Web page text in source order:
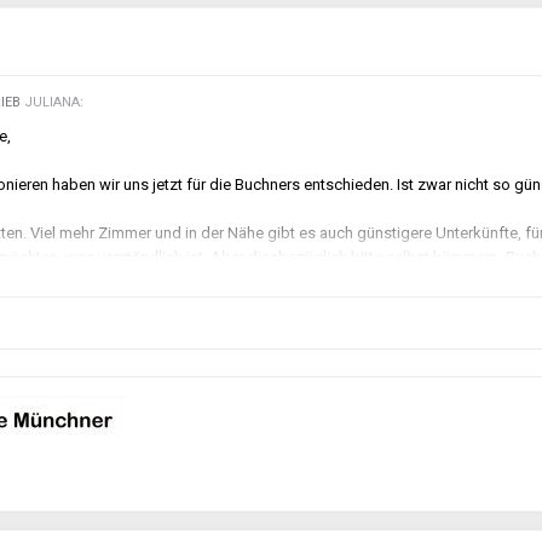
JULIANA:
haben wir uns jetzt für die Buchners entschieden. Ist zwar nicht so
Viel mehr Zimmer und in der Nähe gibt es auch günstigere Unterkünfte,
was verständlich ist. Aber diesbezüglich bitte selbst kümmern.
auch mit.